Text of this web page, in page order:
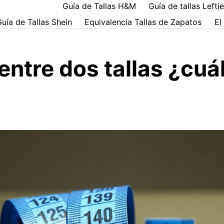
Guía de Tallas H&M
Guía de tallas
de Tallas Shein
Equivalencia Tallas de Zapatos
dos tallas